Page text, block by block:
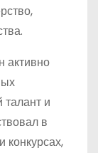
активно
талант и
в
конкурсах,